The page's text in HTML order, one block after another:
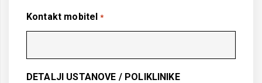
Kontakt mobitel *
DETALJI USTANOVE / POLIKLINIKE